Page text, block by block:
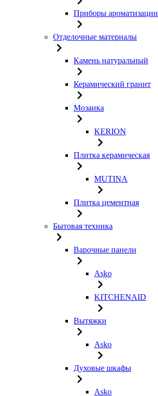
Приборы ароматизации
Отделочные материалы
Камень натуральный
Керамический гранит
Мозаика
KERION
Плитка керамическая
MUTINA
Плитка цементная
Бытовая техника
Варочные панели
Asko
KITCHENAID
Вытяжки
Asko
Духовые шкафы
Asko